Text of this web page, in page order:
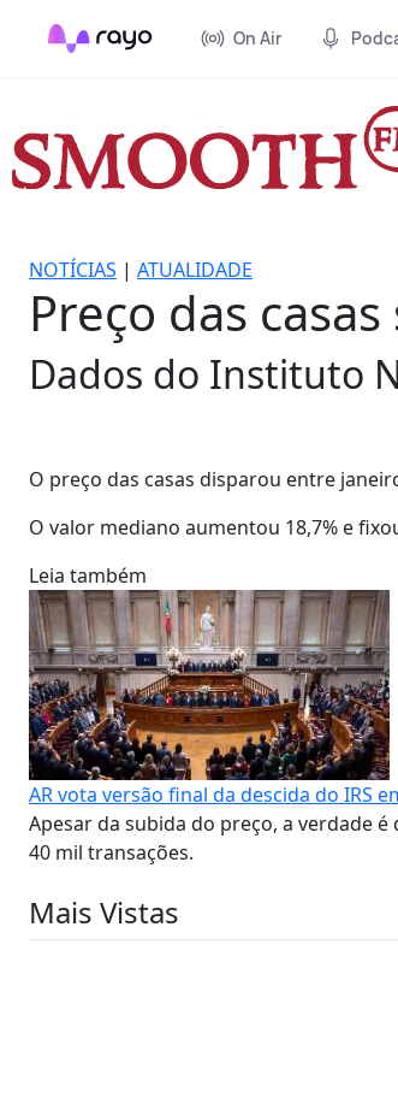
On Air
NOTÍCIAS | ATUALIDADE
Preço das
Dados do Instituto
O preço das casas disparou entre
O valor mediano aumentou 18,7% e
Leia também
AR vota versão final da descida do IRS
Apesar da subida do preço, a verdade
40 mil transações.
Mais Vistas